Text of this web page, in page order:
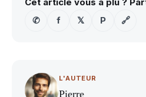
✆
f 𝕏 P 🔗
L'AUTEUR
Pierre